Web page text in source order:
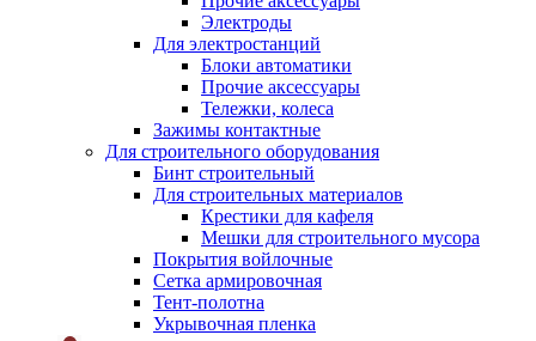
Электроды
Для электростанций
Блоки автоматики
Прочие аксессуары
Тележки, колеса
Зажимы контактные
Для строительного оборудования
Бинт строительный
Для строительных материалов
Крестики для кафеля
Мешки для строительного мусора
Покрытия войлочные
Сетка армировочная
Тент-полотна
Укрывочная пленка